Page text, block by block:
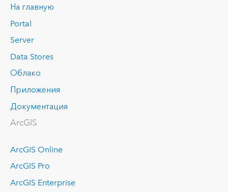
На главную
Portal
Server
Data Stores
Облако
Приложения
Документация
ArcGIS
ArcGIS Online
ArcGIS Pro
ArcGIS Enterprise